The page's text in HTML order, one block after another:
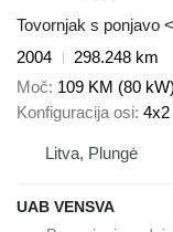
Tovornjak s ponjavo
2004
298.248 km
Moč 109 KM (80 kW)
Konfiguracija osi 4x2
Litva, Plungė
UAB VENSVA